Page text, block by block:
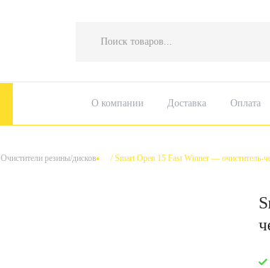
товаров
О компании Доставка Оплата
Очистители резины/дисков /Smart Open 15 Fast Winner — очиститель-